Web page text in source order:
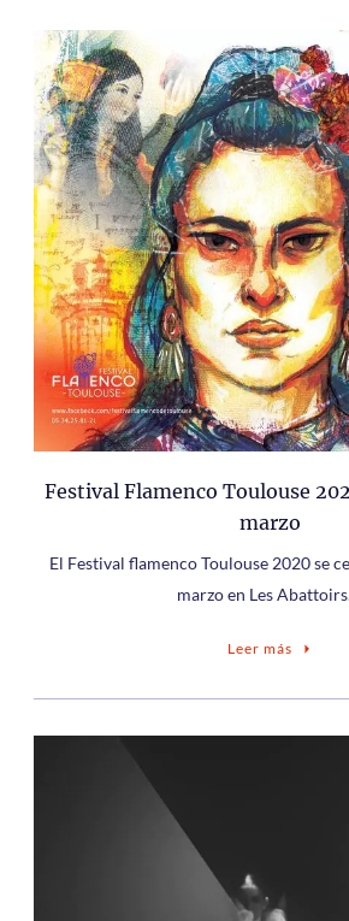
Festival Flamenco Toulouse
marzo
El Festival flamenco Toulouse 2020 se
marzo en Les
Leer más